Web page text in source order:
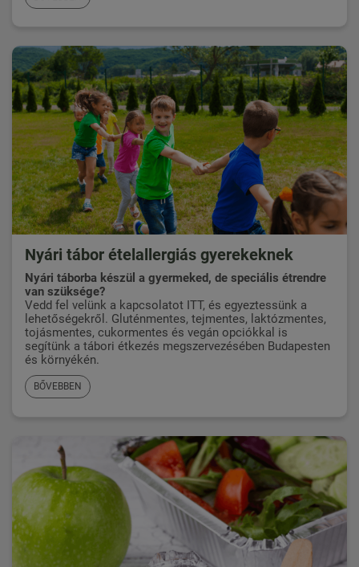
Nyári tábor ételallergiás gyerekeknek
Nyári táborba készül a gyermeked, de speciális étrendre
van szüksége?
Vedd fel velünk a kapcsolatot ITT, és egyeztessünk a
lehetőségekről. Gluténmentes, tejmentes, laktózmentes,
tojásmentes, cukormentes és vegán opciókkal is
segítünk a tábori étkezés megszervezésében Budapesten
és környékén.
BŐVEBBEN